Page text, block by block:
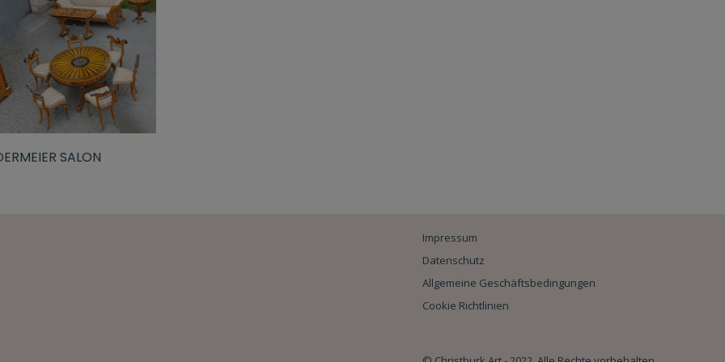
SALON
Impressum
Datenschutz
Allgemeine Geschäftsbedingungen
Cookie Richtlinien